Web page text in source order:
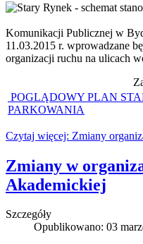
Komunikacji Publicznej w
11.03.2015 r. wprowadzane
organizacji ruchu na ulicach
POGLĄDOWY PLAN
PARKOWANIA
Czytaj więcej: Zmiany
Zmiany w
Akademickiej
Szczegóły
Opublikowano: 03